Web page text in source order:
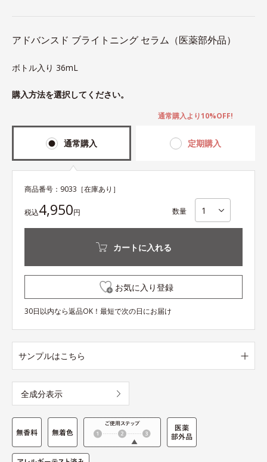
アドバンスド ブライトニング セラム（医薬部外品）
ボトル入り 36mL
購入方法を選択してください。
通常購入 定期購入
通常購入より10%OFF!
商品番号： 9033 ［在庫あり］
税込4,950円 数量
カートに入れる
お気に入り登録
30日以内なら返品OK！最短で次の日にお届け
サンプルはこちら
全成分表示